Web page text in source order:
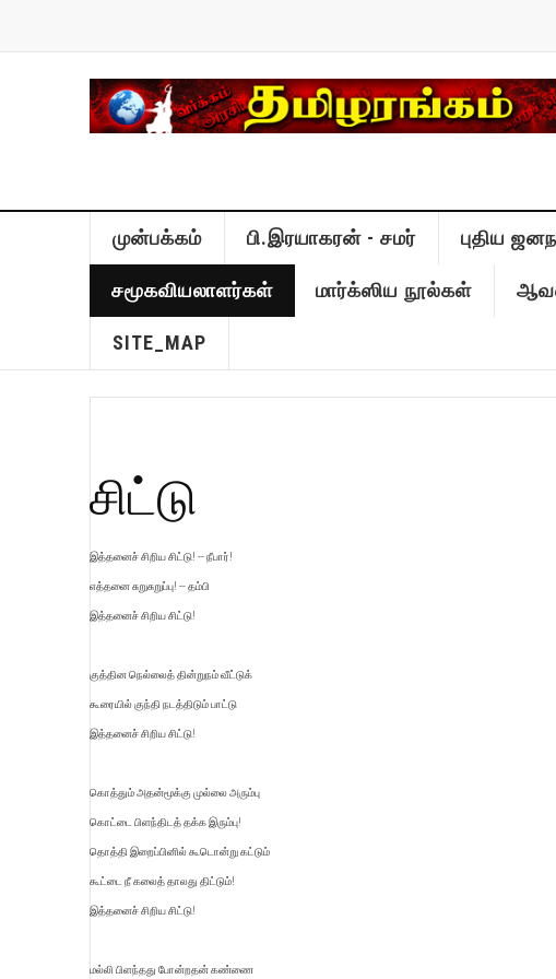
முன்பக்கம் பி.இரயாகரன் - சமர் புதிய
சமூகவியலாளர்கள் மார்க்ஸிய நூல்கள்
SITE_MAP
சிட்டு
இத்தனைச் சிறிய சிட்டு! -- நீபார்!
எத்தனை சுறுசுறுப்பு! -- தம்பி
இத்தனைச் சிறிய சிட்டு!
குத்தின நெல்லைத் தின்றுநம் வீட்டுக்
கூரையில் குந்தி நடத்திடும் பாட்டு
இத்தனைச் சிறிய சிட்டு!
கொத்தும் அதன்மூக்கு முல்லை அரும்பு
கொட்டை பிளந்திடத் தக்க இரும்பு!
தொத்தி இறைப்பினில் கூடொன்று கட்டும்
கூட்டை நீ கலைத் தாலது திட்டும்!
இத்தனைச் சிறிய சிட்டு!
மல்லி பிளந்தது போன்றதன் கண்ணை